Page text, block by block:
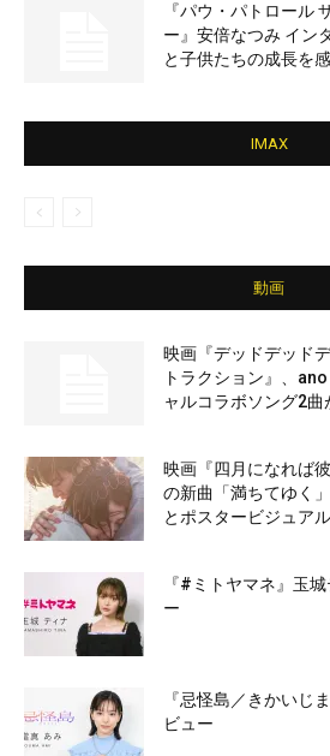
『パウ・パトロール
ー』安倍なつみ イン
と子供たちの成長を
IMAX
動画
映画『デッドデッド
トラクション』、
ャルコラボソング2曲
映画『四月になれば
の新曲「満ちてゆく
とポスタービジュア
『#ミトヤマネ』玉
ー
『忌怪島／きかいじ
ビュー